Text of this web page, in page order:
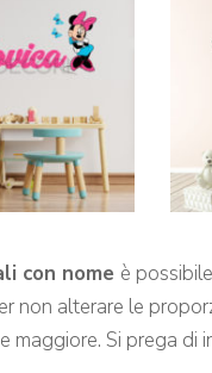
con nome è
non alterare le
maggiore. Si prega di